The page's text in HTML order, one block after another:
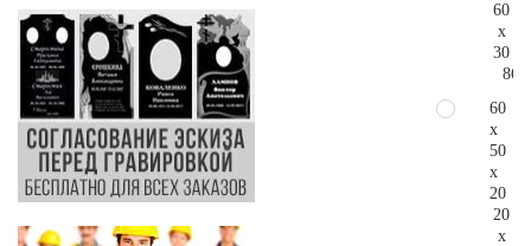
60
x
30
60
x
50
x
20
20
x